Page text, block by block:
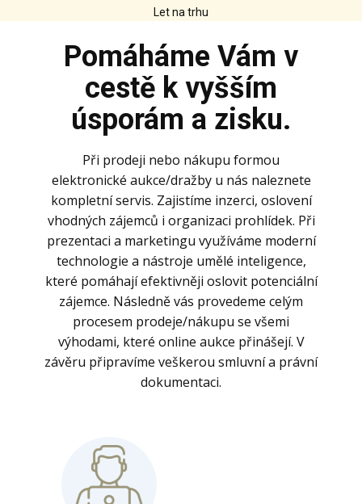
Let na trhu
Pomáháme Vám v
cestě k vyšším
úsporám a zisku.
Při prodeji nebo nákupu formou
elektronické aukce/dražby u nás naleznete
kompletní servis. Zajistíme inzerci, oslovení
vhodných zájemců i organizaci prohlídek. Při
prezentaci a marketingu využíváme moderní
technologie a nástroje umělé inteligence,
které pomáhají efektivněji oslovit potenciální
zájemce. Následně vás provedeme celým
procesem prodeje/nákupu se všemi
výhodami, které online aukce přinášejí. V
závěru připravíme veškerou smluvní a právní
dokumentaci.